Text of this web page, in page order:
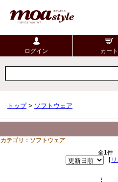
ログイン カート
トップ> ソフトウェア
カテゴリ：ソフトウェア
全1件
【